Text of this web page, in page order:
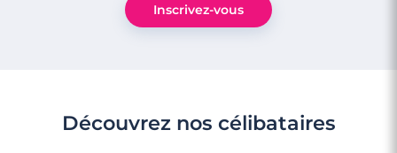
Inscrivez-vous
Découvrez nos célibataires